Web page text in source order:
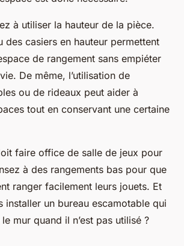
à utiliser la hauteur de la pièce.
des casiers en hauteur permettent
de rangement sans empiéter
De même, l’utilisation de
ou de rideaux peut aider à
tout en conservant une certaine
faire office de salle de jeux pour
à des rangements bas pour que
ranger facilement leurs jouets. Et
installer un bureau escamotable qui
mur quand il n’est pas utilisé ?